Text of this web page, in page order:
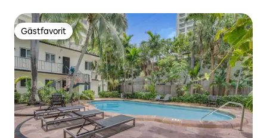
Gästfavorit
Gästfavorit